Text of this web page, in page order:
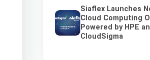
Siaflex Launches
Cloud Computing
Powered by HPE
CloudSigma